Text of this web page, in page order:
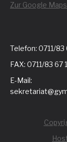
Zur Google
Telefon: 0711/83
FAX: 0711/83 67
E-Mail: